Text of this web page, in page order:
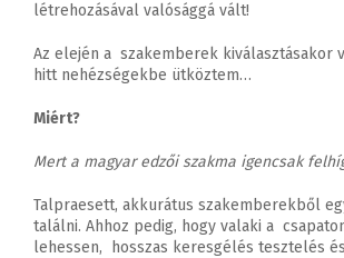
létrehozásával valósággá vált!
Az elején a szakemberek kiválasztásakor
hitt nehézségekbe ütköztem…
Miért?
Mert a magyar edzői szakma igencsak
Talpraesett, akkurátus szakemberekből
találni. Ahhoz pedig, hogy valaki a
lehessen, hosszas keresgélés tesztelés